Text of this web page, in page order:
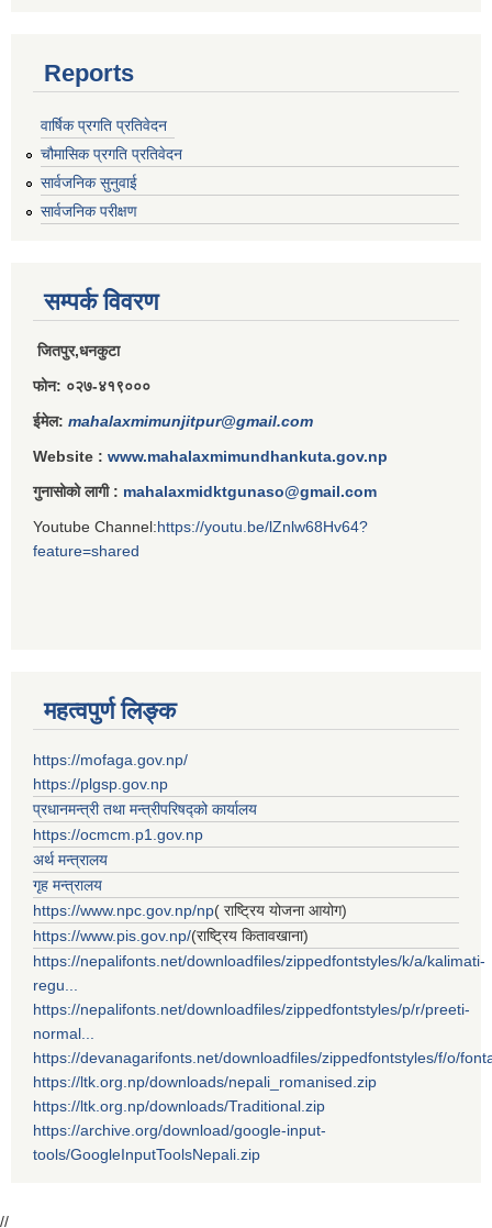
Reports
वार्षिक प्रगति प्रतिवेदन
चौमासिक प्रगति प्रतिवेदन
सार्वजनिक सुनुवाई
सार्वजनिक परीक्षण
सम्पर्क विवरण
जितपुर,धनकुटा
फोन: ०२७-४१९०००
ईमेल: mahalaxmimunjitpur@gmail.com
Website : www.mahalaxmimundhankuta.gov.np
गुनासोको लागी : mahalaxmidktgunaso@gmail.com
Youtube Channel:https://youtu.be/lZnlw68Hv64?
feature=shared
महत्वपुर्ण लिङ्क
https://mofaga.gov.np/
https://plgsp.gov.np
प्रधानमन्त्री तथा मन्त्रीपरिषद्को कार्यालय
https://ocmcm.p1.gov.np
अर्थ मन्त्रालय
गृह मन्त्रालय
https://www.npc.gov.np/np( राष्ट्रिय योजना आयोग)
https://www.pis.gov.np/(राष्ट्रिय कितावखाना)
https://nepalifonts.net/downloadfiles/zippedfontstyles/k/a/kalimati-
regu...
https://nepalifonts.net/downloadfiles/zippedfontstyles/p/r/preeti-
normal...
https://devanagarifonts.net/downloadfiles/zippedfontstyles/f/o/
https://ltk.org.np/downloads/nepali_romanised.zip
https://ltk.org.np/downloads/Traditional.zip
https://archive.org/download/google-input-
tools/GoogleInputToolsNepali.zip
//